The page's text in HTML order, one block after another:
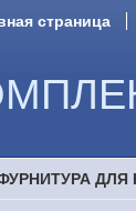
страница
ДЛЯ